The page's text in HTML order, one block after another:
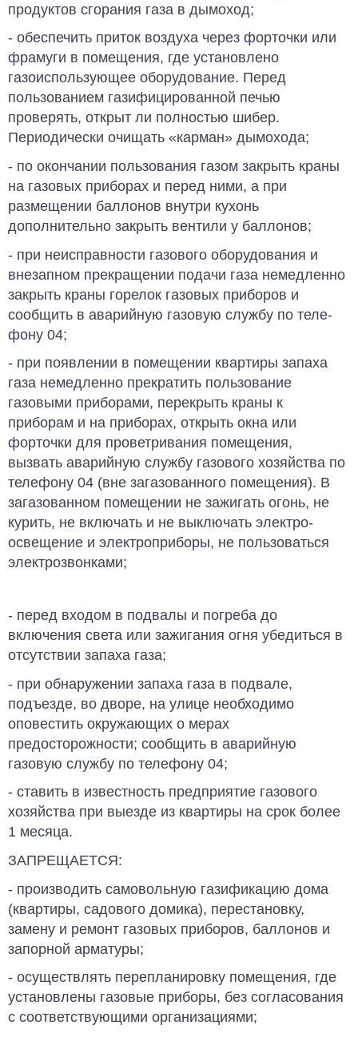
продуктов сгорания газа в дымоход;
- обеспечить приток воздуха через фор­точки или
фрамуги в помещения, где установлено
газоиспользующее обору­дование. Перед
пользованием газифи­цированной печью
проверять, открыт ли полностью шибер.
Периодически очищать «карман» дымохода;
- по окончании пользования газом за­крыть краны
на газовых приборах и пе­ред ними, а при
размещении баллонов внутри кухонь
дополнительно закрыть вентили у баллонов;
- при неисправности газового оборудо­вания и
внезапном прекращении по­дачи газа немедленно
закрыть краны горелок газовых приборов и
сообщить в аварийную газовую службу по теле­
фону 04;
- при появлении в помещении кварти­ры запаха
газа немедленно прекра­тить пользование
газовыми прибора­ми, перекрыть краны к
приборам и на приборах, открыть окна или
форточки для проветривания помещения,
вызвать аварийную службу газового хозяйства по
телефону 04 (вне загазованного по­мещения). В
загазованном помещении не зажигать огонь, не
курить, не включать и не выключать электро­
освещение и электроприборы, не поль­зоваться
электрозвонками;
- перед входом в подвалы и погреба до
включения света или зажигания огня убедиться в
отсутствии запаха газа;
- при обнаружении запаха газа в подвале,
подъезде, во дворе, на улице необхо­димо
оповестить окружающих о мерах
предосторожности; сообщить в аварий­ную
газовую службу по телефону 04;
- ставить в известность предприятие газо­вого
хозяйства при выезде из квартиры на срок более
1 месяца.
ЗАПРЕЩАЕТСЯ:
- производить самовольную газификацию дома
(квартиры, садового домика), пере­становку,
замену и ремонт газовых при­боров, баллонов и
запорной арматуры;
- осуществлять перепланировку помеще­ния, где
установлены газовые приборы, без согласования
с соответствующими организациями;